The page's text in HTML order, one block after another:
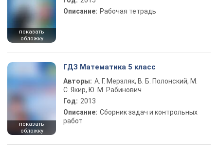
показать
обложку
Описание: Рабочая тетрадь
показать
обложку
ГДЗ Математика 5 класс
Авторы: А. Г. Мерзляк, В. Б. Полонский, М.
С. Якир, Ю. М. Рабинович
Год: 2013
Описание: Сборник задач и контрольных
работ